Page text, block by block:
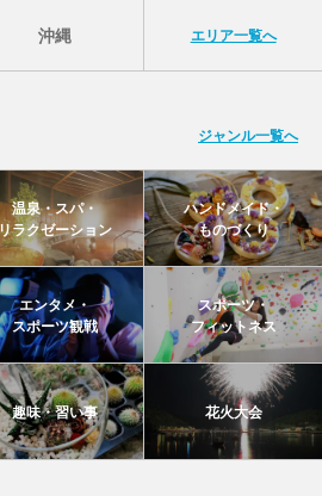
沖縄 エリア一覧へ
ジャンル一覧へ
温泉・スパ・
リラクゼーション
ハンドメイド・
ものづくり
エンタメ・
スポーツ観戦
スポーツ・
フィットネス
趣味・習い事 花火大会